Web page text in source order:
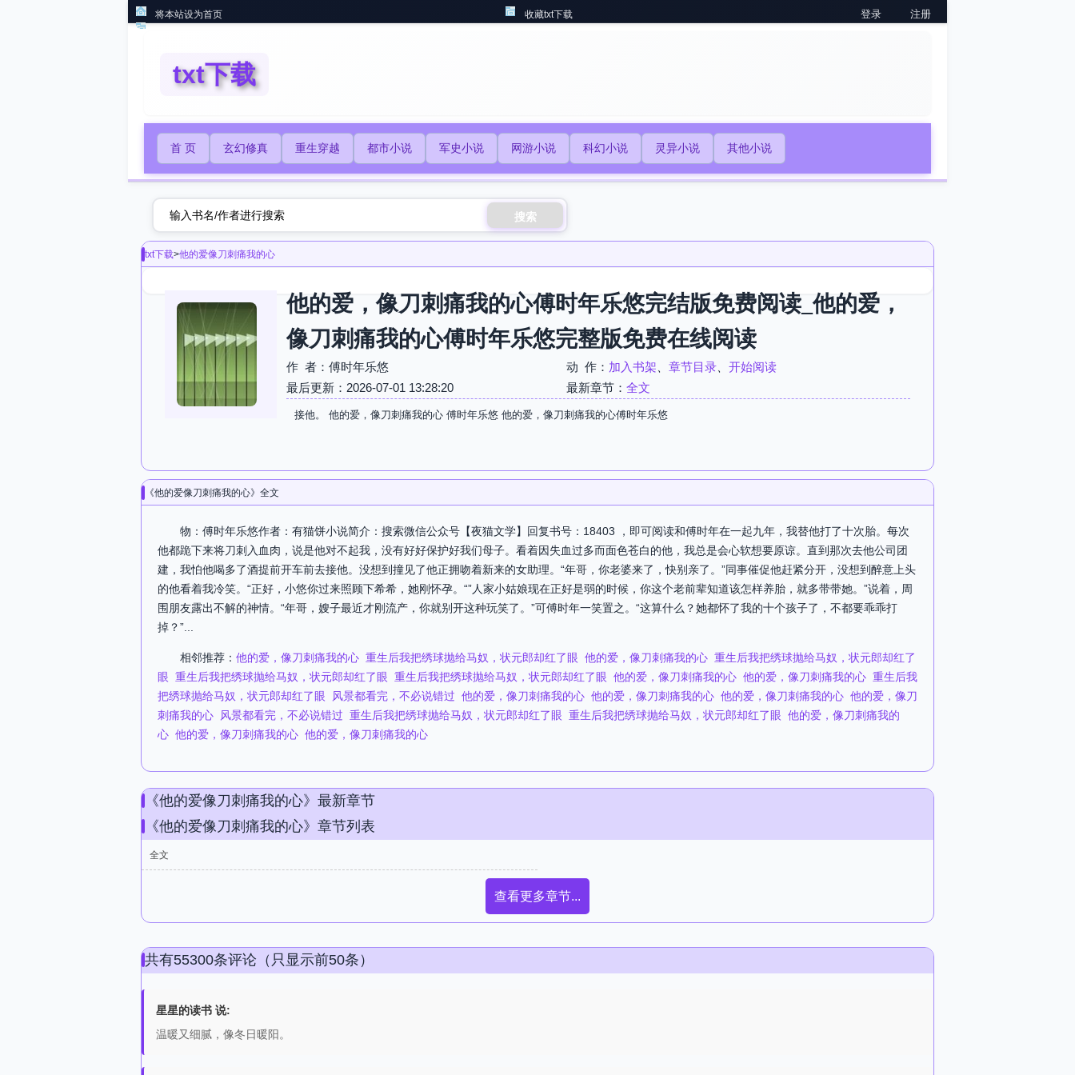
将本站设为首页 收藏txt下载 登录 注册
txt下载
首 页 玄幻修真 重生穿越 都市小说 军史小说 网游小说 科幻小说 灵异小说 其他小说
搜索
txt下载>他的爱像刀刺痛我的心
他的爱，像刀刺痛我的心傅时年乐悠完结版免费阅读_他的爱，
像刀刺痛我的心傅时年乐悠完整版免费在线阅读
作 者：傅时年乐悠 动 作： 加入书架 章节目录
开始阅读
最后更新：2026-07-01 13:28:20
最新章节： 全文
接他。 他的爱，像刀刺痛我的心 傅时年乐悠 他的爱，像刀刺痛我的心傅时年乐悠
《他的爱像刀刺痛我的心》全文
物：傅时年乐悠作者：有猫饼小说简介：搜索微信公众号【夜猫文学】回复书号：18403 ，即可阅读和傅时年在一起九年，我替他打了十次胎。每次
他都跪下来将刀刺入血肉，说是他对不起我，没有好好保护好我们母子。看着因失血过多而面色苍白的他，我总是会心软想要原谅。直到那次去他公司团
建，我怕他喝多了酒提前开车前去接他。没想到撞见了他正拥吻着新来的女助理。“年哥，你老婆来了，快别亲了。”同事催促他赶紧分开，没想到醉意上头
的他看着我冷笑。“正好，小悠你过来照顾下希希，她刚怀孕。“”人家小姑娘现在正好是弱的时候，你这个老前辈知道该怎样养胎，就多带带她。”说着，周
围朋友露出不解的神情。“年哥，嫂子最近才刚流产，你就别开这种玩笑了。”可傅时年一笑置之。“这算什么？她都怀了我的十个孩子了，不都要乖乖打
掉？”...
相邻推荐： 他的爱，像刀刺痛我的心 重生后我把绣球抛给马奴，状元郎却红了眼 他的爱，像刀刺痛我的心 重生后我把绣球抛给马奴，状元郎却红了
眼 重生后我把绣球抛给马奴，状元郎却红了眼 重生后我把绣球抛给马奴，状元郎却红了眼 他的爱，像刀刺痛我的心 他的爱，像刀刺痛我的心 重生后我
把绣球抛给马奴，状元郎却红了眼
风景都看完，不必说错过 他的爱，像刀刺痛我的心 他的爱，像刀刺痛我的心 他的爱，像刀刺痛我的心 他的爱，像刀
刺痛我的心
风景都看完，不必说错过 重生后我把绣球抛给马奴，状元郎却红了眼 重生后我把绣球抛给马奴，状元郎却红了眼 他的爱，像刀刺痛我的
心 他的爱，像刀刺痛我的心 他的爱，像刀刺痛我的心
《他的爱像刀刺痛我的心》最新章节
《他的爱像刀刺痛我的心》章节列表
全文
查看更多章节...
共有55300条评论（只显示前50条）
星星的读书 说:
温暖又细腻，像冬日暖阳。